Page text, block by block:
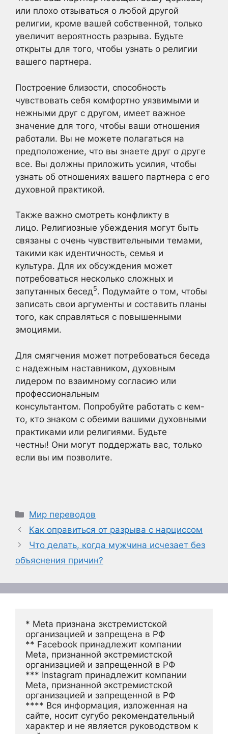
или плохо отзываться о любой другой
религии, кроме вашей собственной, только
увеличит вероятность разрыва. Будьте
открыты для того, чтобы узнать о религии
вашего партнера.
Построение близости, способность
чувствовать себя комфортно уязвимыми и
нежными друг с другом, имеет важное
значение для того, чтобы ваши отношения
работали. Вы не можете полагаться на
предположение, что вы знаете друг о друге
все. Вы должны приложить усилия, чтобы
узнать об отношениях вашего партнера с его
духовной практикой.
Также важно смотреть конфликту в
лицо. Религиозные убеждения могут быть
связаны с очень чувствительными темами,
такими как идентичность, семья и
культура. Для их обсуждения может
потребоваться несколько сложных и
запутанных бесед5. Подумайте о том, чтобы
записать свои аргументы и составить планы
того, как справляться с повышенными
эмоциями.
Для смягчения может потребоваться беседа
с надежным наставником, духовным
лидером по взаимному согласию или
профессиональным
консультантом. Попробуйте работать с кем-
то, кто знаком с обеими вашими духовными
практиками или религиями. Будьте
честны! Они могут поддержать вас, только
если вы им позволите.
Рубрики
Мир переводов
Как оправиться от разрыва с нарциссом
Что делать, когда мужчина исчезает без
объяснения причин?
* Meta признана экстремистской
организацией и запрещена в РФ
** Facebook принадлежит компании
Meta, признанной экстремистской
организацией и запрещенной в РФ
*** Instagram принадлежит компании
Meta, признанной экстремистской
организацией и запрещенной в РФ
**** Вся информация, изложенная на
сайте, носит сугубо рекомендательный
характер и не является руководством к